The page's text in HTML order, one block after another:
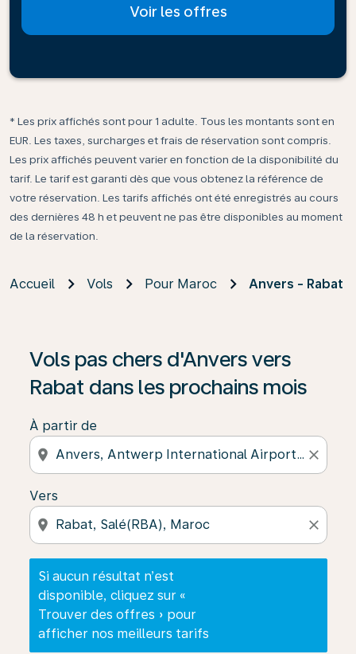
Voir les offres
* Les prix affichés sont pour 1 adulte. Tous les montants sont en
EUR. Les taxes, surcharges et frais de réservation sont compris.
Les prix affichés peuvent varier en fonction de la disponibilité du
tarif. Le tarif est garanti dès que vous obtenez la référence de
votre réservation. Les tarifs affichés ont été enregistrés au cours
des dernières 48 h et peuvent ne pas être disponibles au moment
de la réservation.
Accueil Vols Pour Maroc Anvers - Rabat
Vols pas chers d'Anvers vers
Rabat dans les prochains mois
À partir de
location_on close
Vers
location_on close
Si aucun résultat n’est
disponible, cliquez sur «
Trouver des offres » pour
afficher nos meilleurs tarifs
Si aucun résultat n’est disponible, cliquez sur «